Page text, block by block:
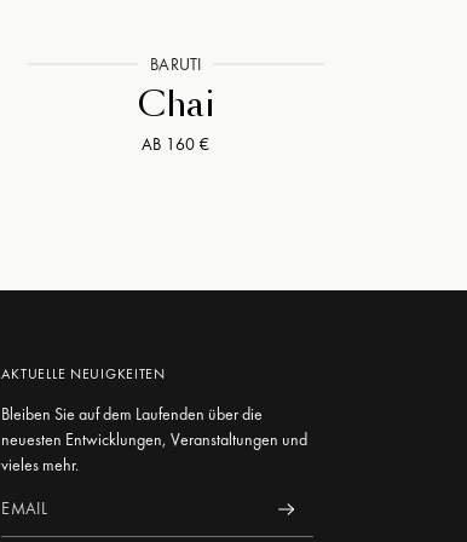
BARUTI
Chai
AB 160 €
AKTUELLE NEUIGKEITEN
Bleiben Sie auf dem Laufenden über die
neuesten Entwicklungen, Veranstaltungen und
vieles mehr.